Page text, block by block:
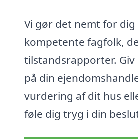
Vi gør det nemt for
kompetente fagfolk,
tilstandsrapporter.
på din
vurdering af dit hus
føle dig tryg i din